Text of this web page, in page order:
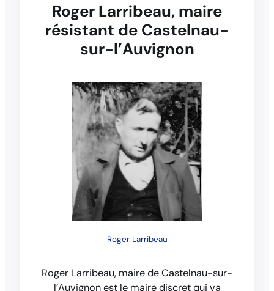
Roger Larribeau, maire
résistant de Castelnau-
sur-l’Auvignon
Roger Larribeau
Roger Larribeau, maire de Castelnau-sur-
l’Auvignon est le maire discret qui va